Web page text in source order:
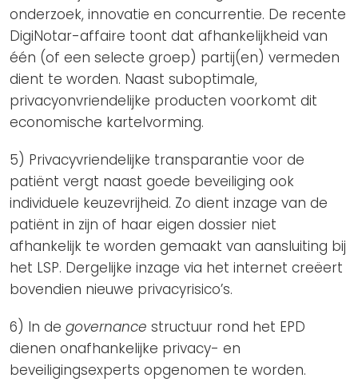
onderzoek, innovatie en concurrentie. De recente
DigiNotar-affaire toont dat afhankelijkheid van
één (of een selecte groep) partij(en) vermeden
dient te worden. Naast suboptimale,
privacyonvriendelijke producten voorkomt dit
economische kartelvorming.
5) Privacyvriendelijke transparantie voor de
patiënt vergt naast goede beveiliging ook
individuele keuzevrijheid. Zo dient inzage van de
patiënt in zijn of haar eigen dossier niet
afhankelijk te worden gemaakt van aansluiting bij
het LSP. Dergelijke inzage via het internet creëert
bovendien nieuwe privacyrisico’s.
6) In de governance structuur rond het EPD
dienen onafhankelijke privacy- en
beveiligingsexperts opgenomen te worden.